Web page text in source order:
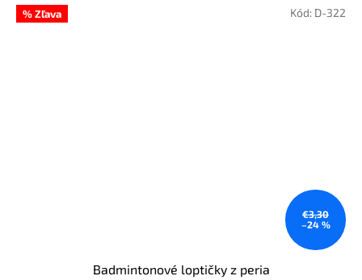
% Zľava
€3,30
–24 %
Badmintonové loptičky z peria
Kód: D-322